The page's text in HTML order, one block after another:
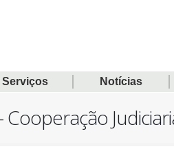
Serviços Notícias